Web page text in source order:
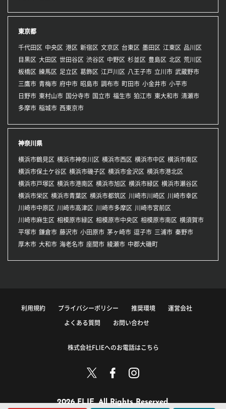
東京都
千代田区 中央区 港区 新宿区 文京区 台東区 墨田区 江東区 品川区
目黒区 大田区 世田谷区 渋谷区 中野区 杉並区 豊島区 北区 荒川区
板橋区 練馬区 足立区 葛飾区 江戸川区 八王子市 立川市 武蔵野市
三鷹市 青梅市 府中市 昭島市 調布市 町田市 小金井市 小平市
日野市 東村山市 国分寺市 国立市 福生市 狛江市 東大和市 清瀬市
多摩市 稲城市 西東京市
神奈川県
横浜市鶴見区 横浜市神奈川区 横浜市西区 横浜市中区 横浜市南区
横浜市保土ケ谷区 横浜市磯子区 横浜市金沢区 横浜市港北区
横浜市戸塚区 横浜市港南区 横浜市旭区 横浜市緑区 横浜市瀬谷区
横浜市栄区 横浜市青葉区 横浜市都筑区 川崎市川崎区 川崎市幸区
川崎市中原区 川崎市高津区 川崎市多摩区 川崎市宮前区
川崎市麻生区 相模原市緑区 相模原市中央区 相模原市南区 横須賀市
平塚市 鎌倉市 藤沢市 小田原市 茅ヶ崎市 逗子市 三浦市 秦野市
厚木市 大和市 海老名市 座間市 綾瀬市 中郡大磯町
利用規約 プライバシーポリシー 推奨環境 運営会社
よくある質問 お問い合わせ
株式会社FLIEへのお電話はこちら
2026 FLIE. All Rights Reserved.